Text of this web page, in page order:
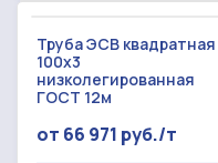
Труба ЭСВ квадратная
100x3
низколегированная
ГОСТ 12м
от 66 971 руб./т